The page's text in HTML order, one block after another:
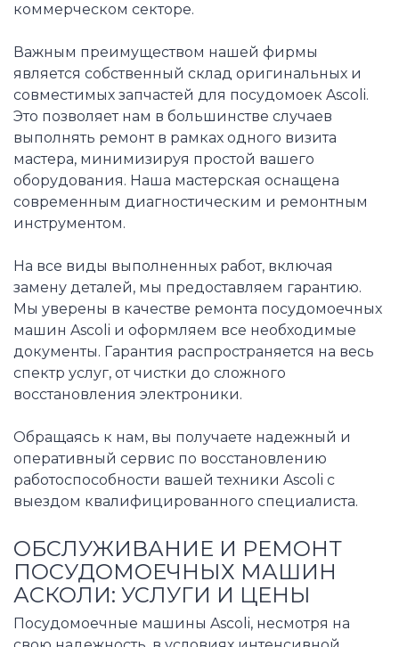
коммерческом секторе.
Важным преимуществом нашей фирмы
является собственный склад оригинальных и
совместимых запчастей для посудомоек Ascoli.
Это позволяет нам в большинстве случаев
выполнять ремонт в рамках одного визита
мастера, минимизируя простой вашего
оборудования. Наша мастерская оснащена
современным диагностическим и ремонтным
инструментом.
На все виды выполненных работ, включая
замену деталей, мы предоставляем гарантию.
Мы уверены в качестве ремонта посудомоечных
машин Ascoli и оформляем все необходимые
документы. Гарантия распространяется на весь
спектр услуг, от чистки до сложного
восстановления электроники.
Обращаясь к нам, вы получаете надежный и
оперативный сервис по восстановлению
работоспособности вашей техники Ascoli с
выездом квалифицированного специалиста.
ОБСЛУЖИВАНИЕ И РЕМОНТ
ПОСУДОМОЕЧНЫХ МАШИН
АСКОЛИ: УСЛУГИ И ЦЕНЫ
Посудомоечные машины Ascoli, несмотря на